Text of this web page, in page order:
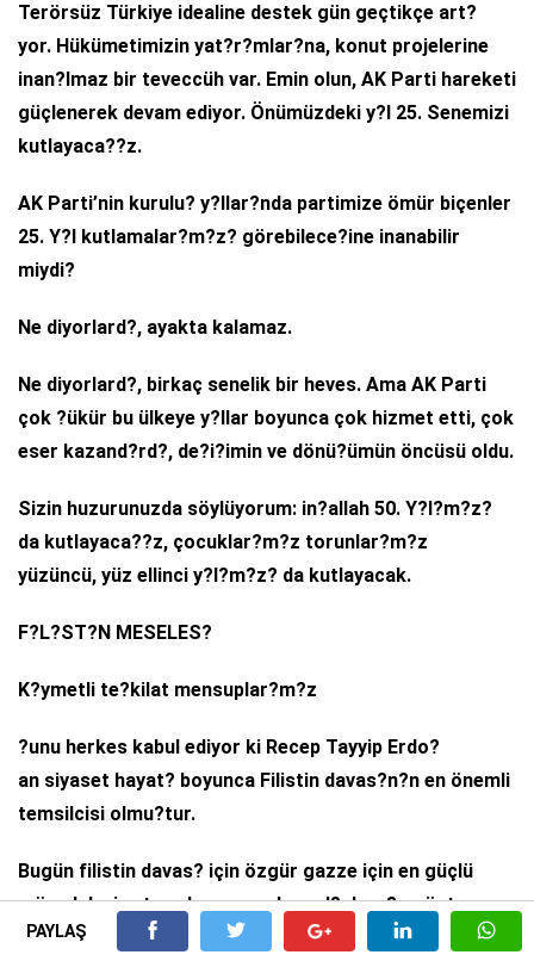
PAYLAŞ
Terörsüz Türkiye idealine destek gün geçtikçe art?
yor. Hükümetimizin yat?r?mlar?na, konut projelerine
inan?lmaz bir teveccüh var. Emin olun, AK Parti hareketi
güçlenerek devam ediyor. Önümüzdeki y?l 25. Senemizi
kutlayaca??z.
AK Parti’nin kurulu? y?llar?nda partimize ömür biçenler
25. Y?l kutlamalar?m?z? görebilece?ine inanabilir
miydi?
Ne diyorlard?, ayakta kalamaz.
Ne diyorlard?, birkaç senelik bir heves. Ama AK Parti
çok ?ükür bu ülkeye y?llar boyunca çok hizmet etti, çok
eser kazand?rd?, de?i?imin ve dönü?ümün öncüsü oldu.
Sizin huzurunuzda söylüyorum: in?allah 50. Y?l?m?z?
da kutlayaca??z, çocuklar?m?z torunlar?m?z
yüzüncü, yüz ellinci y?l?m?z? da kutlayacak.
F?L?ST?N MESELES?
K?ymetli te?kilat mensuplar?m?z
?unu herkes kabul ediyor ki Recep Tayyip Erdo?
an siyaset hayat? boyunca Filistin davas?n?n en önemli
temsilcisi olmu?tur.
Bugün filistin davas? için özgür gazze için en güçlü
mücadeleyi ortaya koyan, en kararl? duru?u gösteren
lider Cumhurba?kan?m?zd?r.